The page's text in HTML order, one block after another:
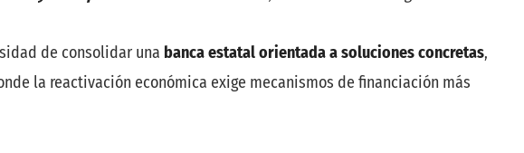
de consolidar una banca estatal orientada a soluciones concretas,
la reactivación económica exige mecanismos de financiación más